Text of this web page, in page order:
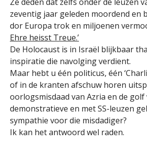
zeventig jaar geleden moordend en
dor Europa trok en miljoenen
Ehre heisst Treue.’
De Holocaust is in Israël blijkbaar
inspiratie die navolging verdient.
Maar hebt u één politicus, één
of in de kranten afschuw horen
oorlogsmisdaad van Azria en de golf
demonstratieve en met SS-leuzen
sympathie voor die misdadiger?
Ik kan het antwoord wel raden.